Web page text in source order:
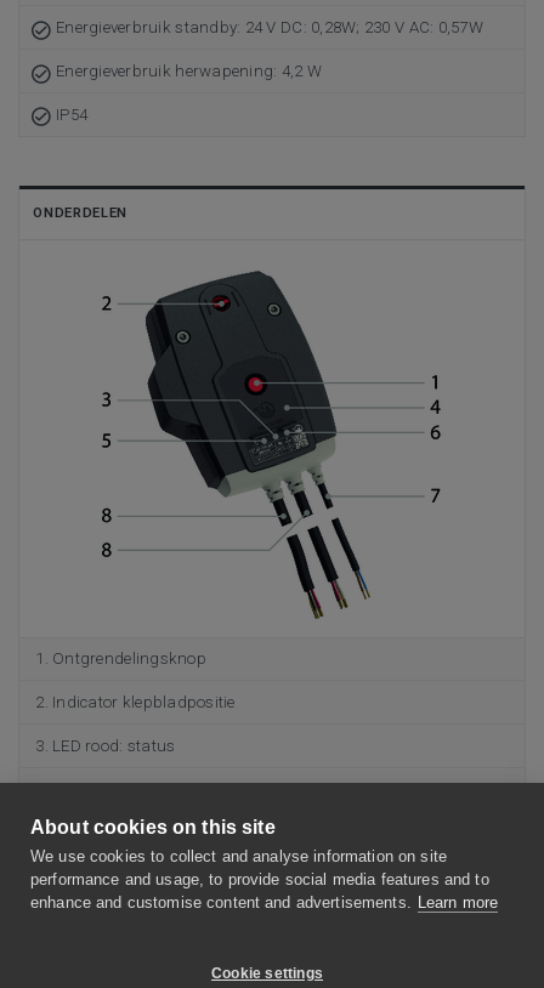
About cookies on this site
We use cookies to collect and analyse information on site
performance and usage, to provide social media features and to
enhance and customise content and advertisements. Learn more
Cookie settings
Energieverbruik standby: 24 V DC: 0,28W; 230 V AC: 0,57W
Energieverbruik herwapening: 4,2 W
IP54
ONDERDELEN
Ontgrendelingsknop
Indicator klepbladpositie
LED rood: status
LED blauw: communicatie
LED oranje: foutmelding